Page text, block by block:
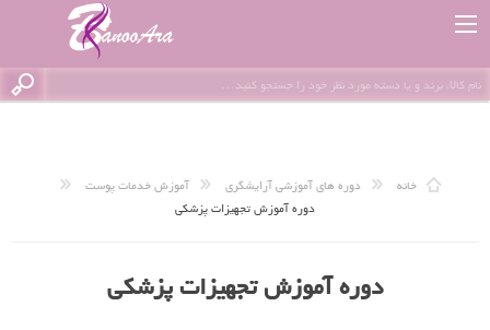
خانه دوره های آموزشی آرایشگری
آموزش خدمات پوست
دوره آموزش تجهیزات پزشکی
دوره آموزش تجهیزات پزشکی